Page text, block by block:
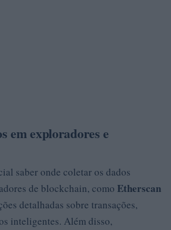
em exploradores e
saber onde coletar os dados
de blockchain, como Etherscan
detalhadas sobre transações,
inteligentes. Além disso,